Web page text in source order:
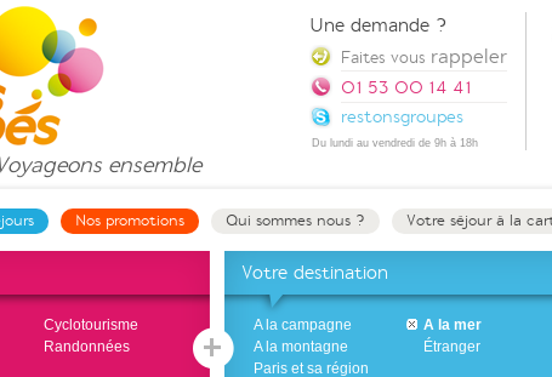
Voyageons ensemble
Nos promotions Qui sommes nous ? Votre séjour à la
Cyclotourisme
Randonnées
Votre destination
A la campagne
A la mer
A la montagne
Étranger
Paris et sa région
Une demande ?
Faites vous rappeler
01 53 00 14 41
restonsgroupes
Du lundi au vendredi de 9h à 18h